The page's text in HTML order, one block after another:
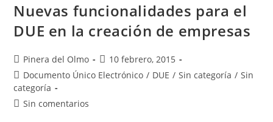
Nuevas funcionalidades para el
DUE en la creación de empresas
Autor
de
la
entrada:
Pinera del Olmo
Publicación
de
10 febrero, 2015
Categoría
de
la
Documento Único Electrónico / DUE / Sin categoría / Sin
categoría
Comentarios
Sin comentarios